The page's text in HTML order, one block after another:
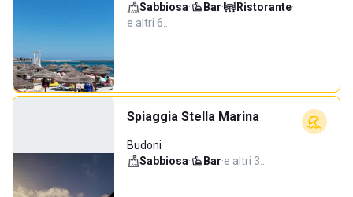
Sabbiosa· Bar· Ristorante·
e altri 6…
Spiaggia Stella Marina
Budoni
Sabbiosa· Bar·e altri 3…